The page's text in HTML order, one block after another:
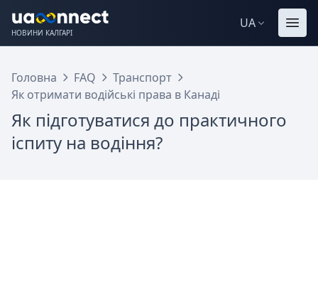
НОВИНИ КАЛГАРІ
UA
Головна FAQ
Транспорт
Як отримати водійські права в Канаді
Як підготуватися до практичного
іспиту на водіння?